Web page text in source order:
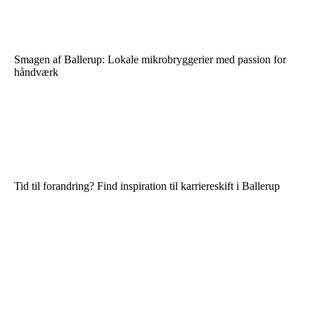
Smagen af Ballerup: Lokale mikrobryggerier med passion for
håndværk
Tid til forandring? Find inspiration til karriereskift i Ballerup